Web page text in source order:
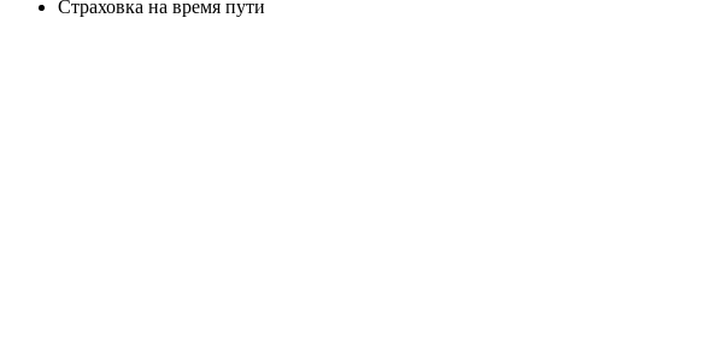
Страховка на время пути